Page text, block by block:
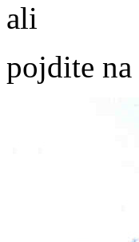
ali
pojdite na